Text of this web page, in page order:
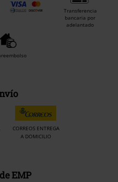
Transferencia
bancaria por
adelantado
CORREOS ENTREGA
A DOMICILIO
EMP